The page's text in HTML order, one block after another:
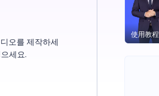
오를 제작하세
세요.
使用教程